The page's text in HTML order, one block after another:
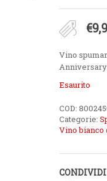
€
Vino
Anniversary
Esaurito
COD:
Categorie:
Vino bianco
CONDIVIDI